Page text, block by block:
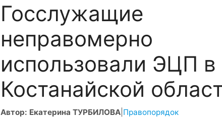
Госслужащие
неправомерно
использовали ЭЦП в
Костанайской
Автор: Екатерина ТУРБИЛОВА Правопорядок